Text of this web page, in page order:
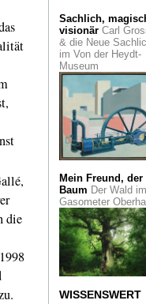
die
für Paul Klee im
Museum Ludwig
Wolke & Kristall
Bestände der
Kunstsammlung
wurden um die
Sammlung Fischer
erweitert.
ist das Stichwort
Cool!Das
Magazin National
Geographic adelt
Düsseldorf - und die
New York Times
Glasmalerei in
Eine private
präsentiert eine
einzigartige
Sachlich,
visionärCarl
& die Neue
im Von der Heydt-
Museum
Mein Freund, der
Baum Der Wald im
Gasometer
WISSENSWERT